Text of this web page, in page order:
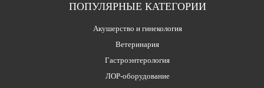
ПОПУЛЯРНЫЕ КАТЕГОРИИ
Акушерство и гинекология
Ветеринария
Гастроэнтерология
ЛОР-оборудование